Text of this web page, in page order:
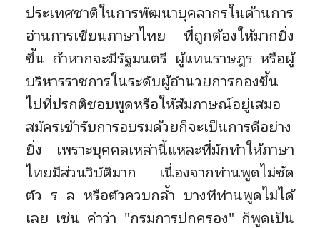
ประเทศชาติในการพัฒนาบุคลากรในด้านการ
อ่านการเขียนภาษาไทย ที่ถูกต้องให้มากยิ่ง
ขึ้น ถ้าหากจะมีรัฐมนตรี ผู้แทนราษฎร หรือผู้
บริหารราชการในระดับผู้อำนวยการกองขึ้น
ไปที่ปรกติชอบพูดหรือให้สัมภาษณ์อยู่เสมอ
สมัครเข้ารับการอบรมด้วยก็จะเป็นการดีอย่าง
ยิ่ง เพราะบุคคลเหล่านี้แหละที่มักทำให้ภาษา
ไทยมีส่วนวิบัติมาก เนื่องจากท่านพูดไม่ชัด
ตัว ร ล หรือตัวควบกล้ำ บางทีท่านพูดไม่ได้
เลย เช่น คำว่า "กรมการปกครอง" ก็พูดเป็น